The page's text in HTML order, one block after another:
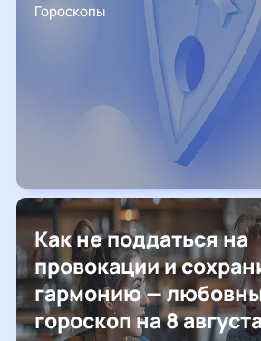
Гороскопы
Как не поддаться на
провокации и
гармонию —
гороскоп на 8